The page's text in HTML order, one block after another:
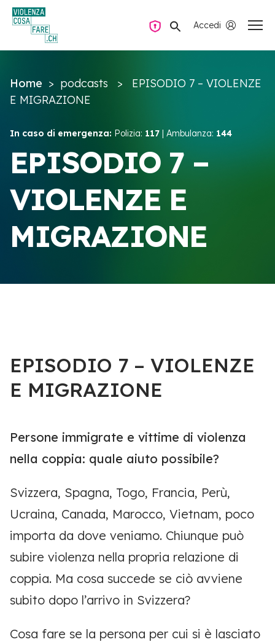
Accedi
Domande e risposte
Trovare aiuto
La violenza all’interno della coppia
Risorse e campagne
IT
Navigazione privata
Home > podcasts > EPISODIO 7 – VIOLENZE
E MIGRAZIONE
In caso di emergenza: Polizia: 117 | Ambulanza: 144
EPISODIO 7 –
VIOLENZE E
MIGRAZIONE
EPISODIO 7 – VIOLENZE
E MIGRAZIONE
Persone immigrate e vittime di violenza
nella coppia: quale aiuto possibile?
Svizzera, Spagna, Togo, Francia, Perù,
Ucraina, Canada, Marocco, Vietnam, poco
importa da dove veniamo. Chiunque può
subire violenza nella propria relazione di
coppia. Ma cosa succede se ciò avviene
subito dopo l’arrivo in Svizzera?
Cosa fare se la persona per cui si è lasciato